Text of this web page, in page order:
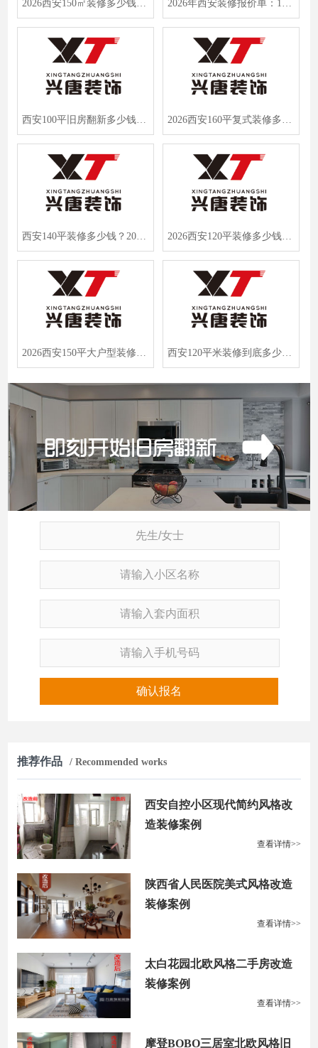
2026西安150㎡装修多少钱？半包全包报价大公开，避坑省钱看这篇 2026年西安装修报价单：106平全包多少钱？兴唐装饰2000元签约
西安100平旧房翻新多少钱？2026年西安装修报价单全解析，附省钱避坑指南 2026西安160平复式装修多少钱？兴唐装饰半包全包报价明细
西安140平装修多少钱？2026大四房报价曝光，算完惊了！ 2026西安120平装修多少钱？我花了28万装出梦中情房，附明细清单
2026西安150平大户型装修多少钱？兴唐装饰全屋无增项报价单曝光！ 西安120平米装修到底多少钱？2026年真实报价曝光，别再当冤大头！
确认报名
推荐作品 / Recommended works
西安自控小区现代简约风格改
造装修案例
查看详情>>
陕西省人民医院美式风格改造
装修案例
查看详情>>
太白花园北欧风格二手房改造
装修案例
查看详情>>
摩登BOBO三居室北欧风格旧